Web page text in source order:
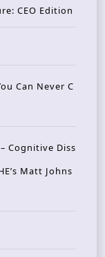
CEO Edition
Can Never C
– Cognitive Diss
Matt Johns